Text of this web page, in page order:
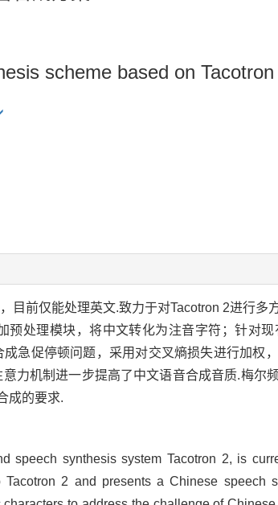
scheme based on Tacotron
目前仅能处理英文.致力于对Tacotron 2进行
处理模块，将中文转化为注音字符；针对
急促停顿问题，采用对交叉熵损失进行加权
力机制进一步提高了中文语音合成音质.梅尔
成的要求.
speech synthesis system Tacotron 2, is
2 and presents a Chinese speech